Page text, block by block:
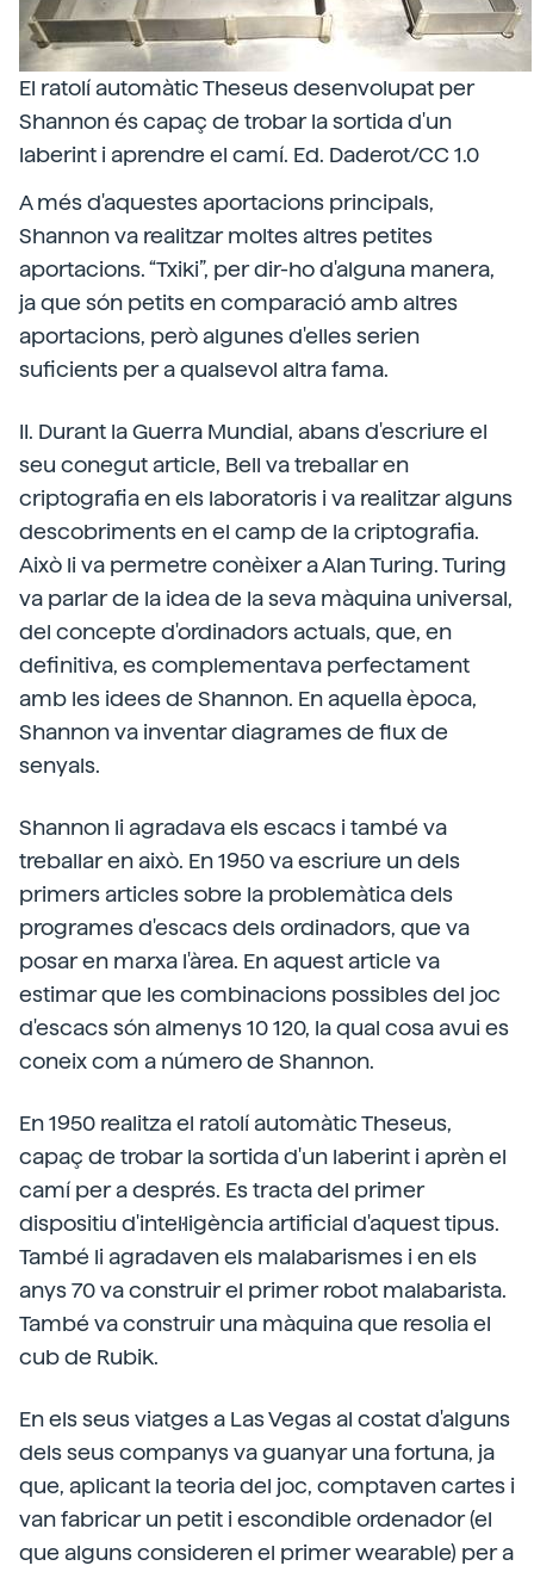
El ratolí automàtic Theseus desenvolupat per
Shannon és capaç de trobar la sortida d'un
laberint i aprendre el camí. Ed. Daderot/CC 1.0
A més d'aquestes aportacions principals,
Shannon va realitzar moltes altres petites
aportacions. “Txiki”, per dir-ho d'alguna manera,
ja que són petits en comparació amb altres
aportacions, però algunes d'elles serien
suficients per a qualsevol altra fama.
II. Durant la Guerra Mundial, abans d'escriure el
seu conegut article, Bell va treballar en
criptografia en els laboratoris i va realitzar alguns
descobriments en el camp de la criptografia.
Això li va permetre conèixer a Alan Turing. Turing
va parlar de la idea de la seva màquina universal,
del concepte d'ordinadors actuals, que, en
definitiva, es complementava perfectament
amb les idees de Shannon. En aquella època,
Shannon va inventar diagrames de flux de
senyals.
Shannon li agradava els escacs i també va
treballar en això. En 1950 va escriure un dels
primers articles sobre la problemàtica dels
programes d'escacs dels ordinadors, que va
posar en marxa l'àrea. En aquest article va
estimar que les combinacions possibles del joc
d'escacs són almenys 10 120, la qual cosa avui es
coneix com a número de Shannon.
En 1950 realitza el ratolí automàtic Theseus,
capaç de trobar la sortida d'un laberint i aprèn el
camí per a després. Es tracta del primer
dispositiu d'intel·ligència artificial d'aquest tipus.
També li agradaven els malabarismes i en els
anys 70 va construir el primer robot malabarista.
També va construir una màquina que resolia el
cub de Rubik.
En els seus viatges a Las Vegas al costat d'alguns
dels seus companys va guanyar una fortuna, ja
que, aplicant la teoria del joc, comptaven cartes i
van fabricar un petit i escondible ordenador (el
que alguns consideren el primer wearable) per a